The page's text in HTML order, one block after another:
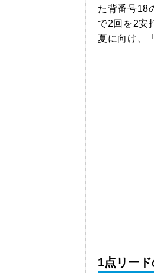
た背番号18
で2回を2安
夏に向け、
1点リー